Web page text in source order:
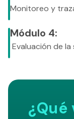
Monitoreo y
Módulo 4:
Evaluación de
¿Qué